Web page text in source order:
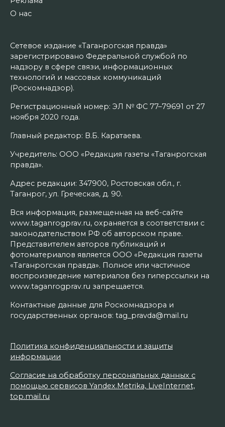
О нас
Сетевое издание «Таганрогская правда»
зарегистрировано Федеральной службой по
надзору в сфере связи, информационных
технологий и массовых коммуникаций
(Роскомнадзор).
Регистрационный номер: ЭЛ № ФС 77–79691 от 27
ноября 2020 года.
Главный редактор: В.Б. Каратаева.
Учредитель: ООО «Редакция газеты «Таганрогская
правда».
Адрес редакции: 347900, Ростовская обл., г.
Таганрог, ул. Греческая, д. 90.
Вся информация, размещенная на веб-сайте
www.taganrogprav.ru, охраняется в соответствии с
законодательством РФ об авторском праве.
Представителем авторов публикаций и
фотоматериалов является ООО «Редакция газеты
«Таганрогская правда». Полное или частичное
воспроизведение материалов без гиперссылки на
www.taganrogprav.ru запрещается.
Контактные данные для Роскомнадзора и
государственных органов: tag_pravda@mail.ru
Политика конфиденциальности и защиты
информации
Согласие на обработку персональных данных с
помощью сервисов Yandex.Metrika, LiveInternet,
top.mail.ru